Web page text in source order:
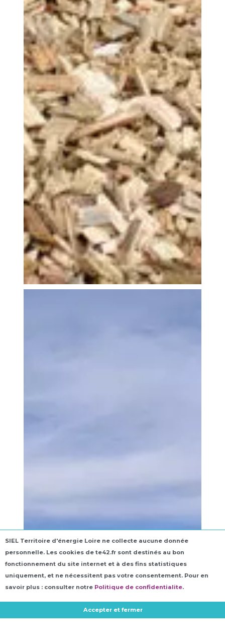
SIEL Territoire d'énergie Loire ne collecte aucune donnée
personnelle. Les cookies de te42.fr sont destinés au bon
fonctionnement du site internet et à des fins statistiques
uniquement, et ne nécessitent pas votre consentement. Pour en
savoir plus : consulter notre Politique de confidentialite.
Accepter et fermer